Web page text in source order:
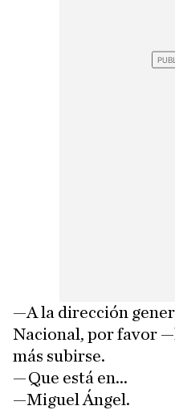
—A la dirección
Nacional, por favor
más subirse.
—Que está en...
—Miguel Ángel.